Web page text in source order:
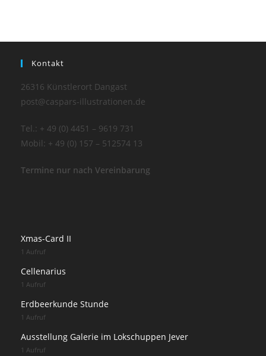
Kontakt
26316 Künstlerort Dangast
post@caspars-illustrationen.de
Tel.: + 49 (0) 4451 – 9619 731
Mobil: + 49 (0) 157 – 512574 13
Termine nur nach Vereinbarung
Xmas-Card II
1 Aufruf
Cellenarius
1 Aufruf
Erdbeerkunde Stunde
1 Aufruf
Ausstellung Galerie im Lokschuppen Jever
1 Aufruf